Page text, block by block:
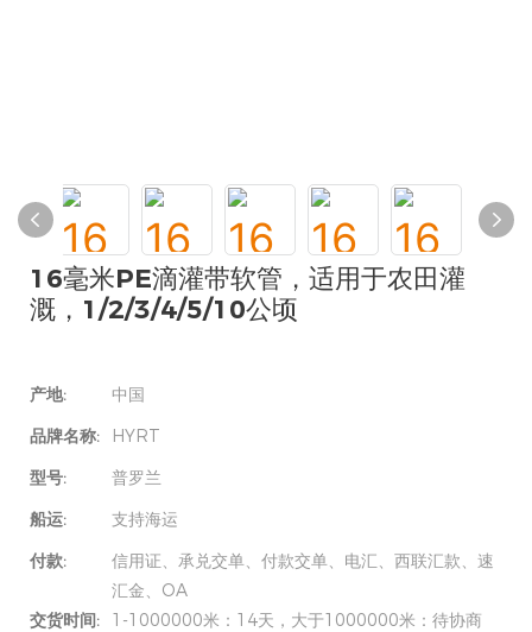
16毫米PE滴灌带软管，适用于农田灌
溉，1/2/3/4/5/10公顷
产地:
中国
品牌名称:
HYRT
型号:
普罗兰
船运:
支持海运
付款:
信用证、承兑交单、付款交单、电汇、西联汇款、速
汇金、OA
交货时间:
1-1000000米：14天，大于1000000米：待协商